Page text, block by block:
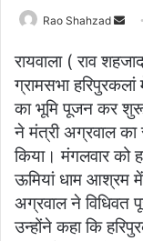
Rao Shahzad
Send
रायवाला ( राव
ग्रामसभा
का भूमि पूजन कर शुरू
ने मंत्री अग्रवाल का
किया। मंगलवार को
ऊमियां धाम आश्रम
अग्रवाल ने विधिवत
उन्होंने कहा कि